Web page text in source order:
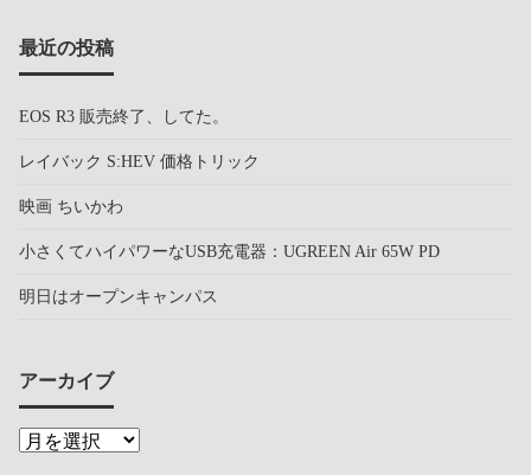
最近の投稿
EOS R3 販売終了、してた。
レイバック S:HEV 価格トリック
映画 ちいかわ
小さくてハイパワーなUSB充電器：UGREEN Air 65W PD
明日はオープンキャンパス
アーカイブ